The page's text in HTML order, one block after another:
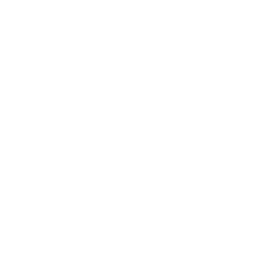
ale díky domorodcum vždy večer velký odpadkový koš.Strava na pruměru